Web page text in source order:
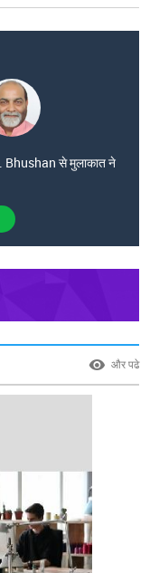
Bhushan से मुलाकात ने
और पढे